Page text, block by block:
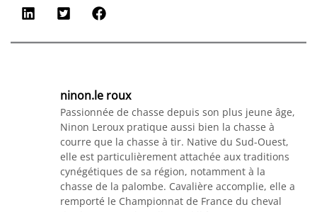
ninon.le roux
Passionnée de chasse depuis son plus jeune âge,
Ninon Leroux pratique aussi bien la chasse à
courre que la chasse à tir. Native du Sud-Ouest,
elle est particulièrement attachée aux traditions
cynégétiques de sa région, notamment à la
chasse de la palombe. Cavalière accomplie, elle a
remporté le Championnat de France du cheval